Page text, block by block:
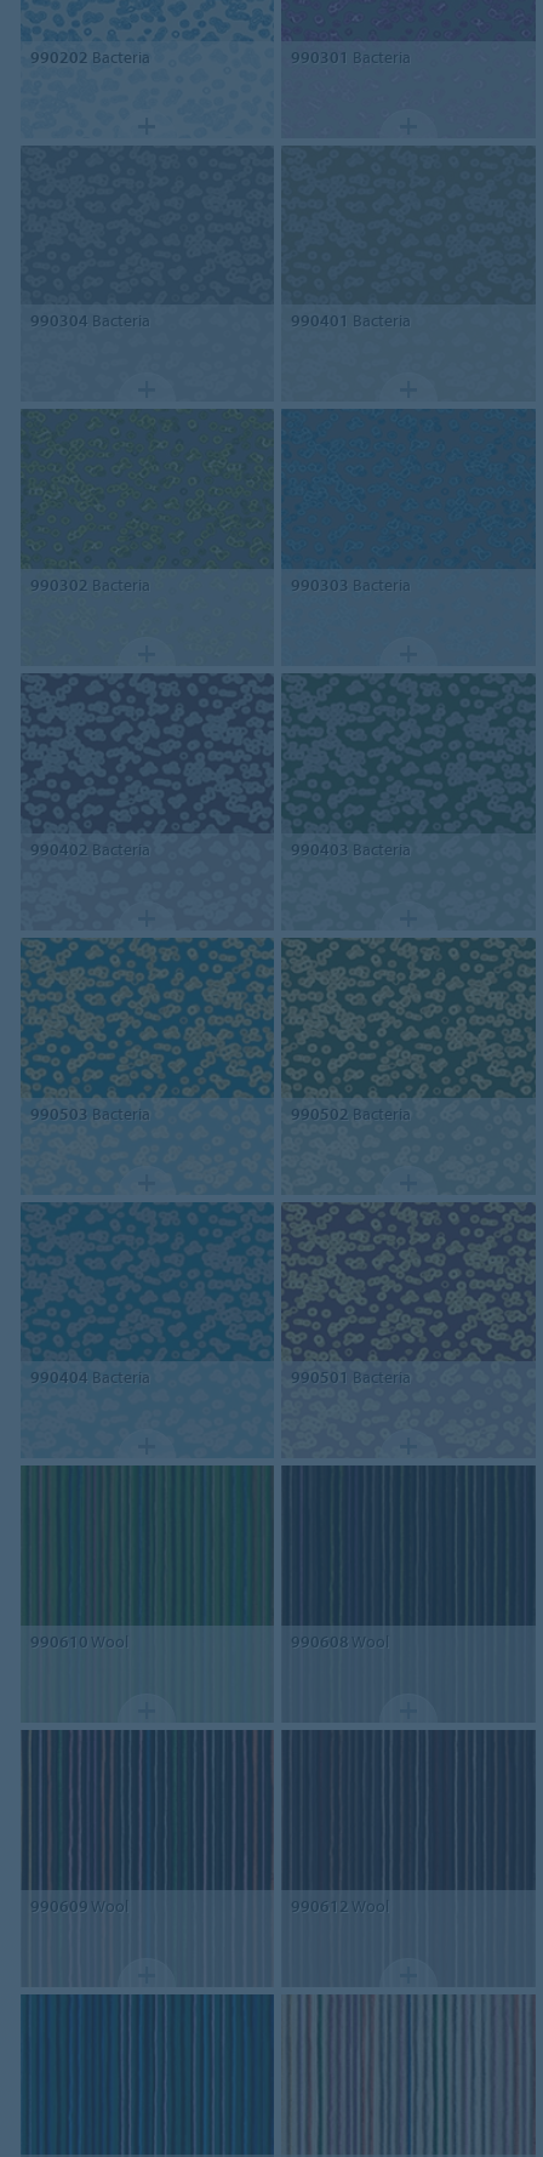
990202 Bacteria 990301 Bacteria
990304 Bacteria 990401 Bacteria
990302 Bacteria 990303 Bacteria
990402 Bacteria 990403 Bacteria
990503 Bacteria 990502 Bacteria
990404 Bacteria 990501 Bacteria
990610 Wool 990608 Wool
990609 Wool 990612 Wool